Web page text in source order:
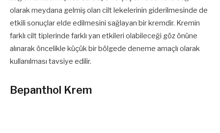
olarak meydana gelmiş olan cilt lekelerinin giderilmesinde de
etkili sonuçlar elde edilmesini sağlayan bir kremdir. Kremin
farklı cilt tiplerinde farklı yan etkileri olabileceği göz önüne
alınarak öncelikle küçük bir bölgede deneme amaçlı olarak
kullanılması tavsiye edilir.
Bepanthol Krem